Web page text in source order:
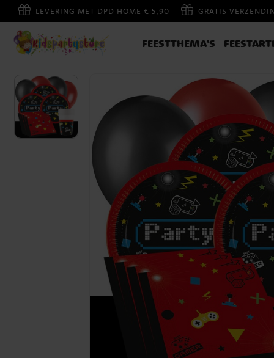
LEVERING MET DPD HOME € 5,90 GRATIS
FEESTTHEMA'S